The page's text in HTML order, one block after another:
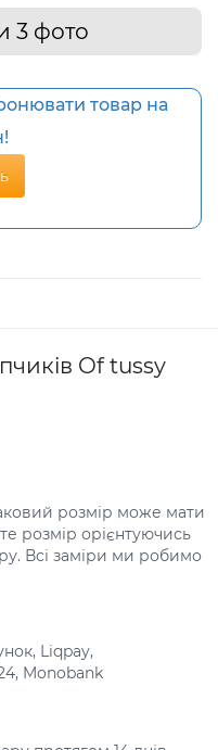
3 фото
товар на
Of tussy
розмір може мати
розмір орієнтуючись
Всі заміри ми робимо
Liqpay,
Monobank